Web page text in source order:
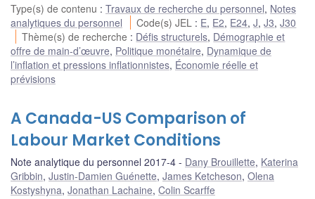
Type(s) de contenu : Travaux de recherche du personnel, Notes
analytiques du personnel
Code(s) JEL : E, E2, E24,J,J3,J30
Thème(s) de recherche : Défis structurels, Démographie et
offre de main-d’œuvre, Politique monétaire, Dynamique de
l’inflation et pressions inflationnistes, Économie réelle et
prévisions
A Canada-US Comparison of
Labour Market Conditions
Note analytique du personnel 2017-4 Dany Brouillette, Katerina
Gribbin, Justin-Damien Guénette, James Ketcheson, Olena
Kostyshyna, Jonathan Lachaine, Colin Scarffe